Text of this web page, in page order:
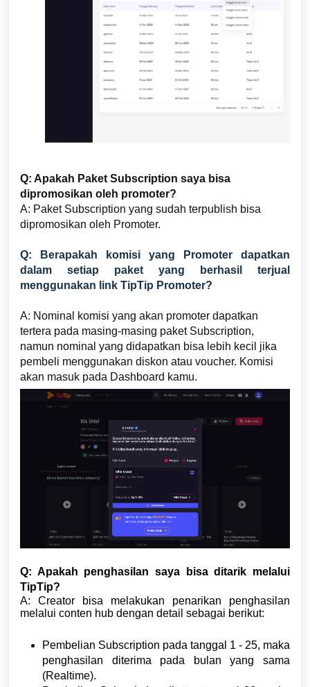
Q: Apakah Paket Subscription saya bisa
dipromosikan oleh promoter?
A: Paket Subscription yang sudah terpublish bisa
dipromosikan oleh Promoter.
Q: Berapakah komisi yang Promoter dapatkan
dalam setiap paket yang berhasil terjual
menggunakan link TipTip Promoter?
A: Nominal komisi yang akan promoter dapatkan
tertera pada masing-masing paket Subscription,
namun nominal yang didapatkan bisa lebih kecil jika
pembeli menggunakan diskon atau voucher. Komisi
akan masuk pada Dashboard kamu.
Q: Apakah penghasilan saya bisa ditarik melalui
TipTip?
A: Creator bisa melakukan penarikan penghasilan
melalui conten hub dengan detail sebagai berikut:
Pembelian Subscription pada tanggal 1 - 25, maka
penghasilan diterima pada bulan yang sama
(Realtime).